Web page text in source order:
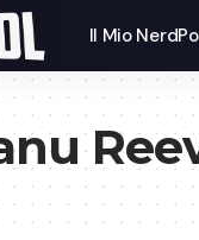
Il Mio